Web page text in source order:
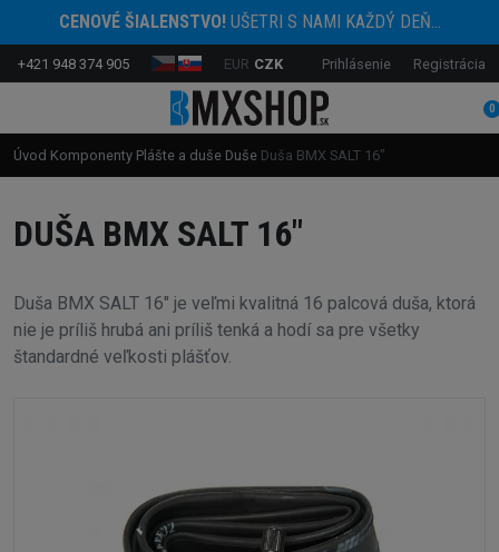
CENOVÉ ŠIALENSTVO!UŠETRI S NAMI KAŽDÝ DEŇ...
+421 948 374 905 EUR CZK Prihlásenie Registrácia
0
Úvod Komponenty Plášte a duše Duše Duša BMX SALT 16"
DUŠA BMX SALT 16"
Duša BMX SALT 16" je veľmi kvalitná 16 palcová duša, ktorá
nie je príliš hrubá ani príliš tenká a hodí sa pre všetky
štandardné veľkosti plášťov.